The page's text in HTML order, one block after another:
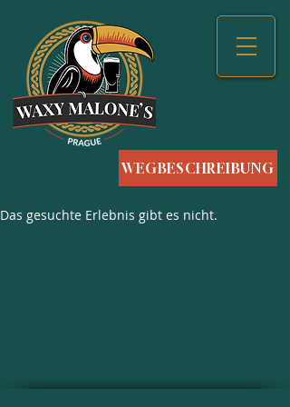
WEGBESCHREIBUNG
Das gesuchte Erlebnis gibt es nicht.